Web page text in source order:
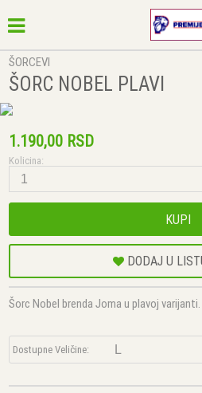
ŠORCEVI
ŠORC NOBEL PLAVI
1.190,00 RSD
Kolicina:
KUPI
DODAJ U
Šorc Nobel brenda Joma u plavoj varijanti.
Dostupne Veličine: